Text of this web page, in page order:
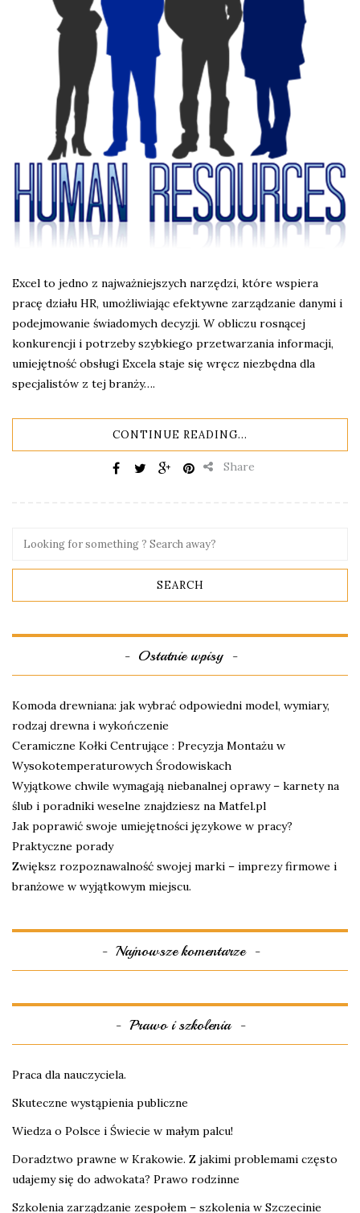
Excel to jedno z najważniejszych narzędzi, które wspiera
pracę działu HR, umożliwiając efektywne zarządzanie danymi i
podejmowanie świadomych decyzji. W obliczu rosnącej
konkurencji i potrzeby szybkiego przetwarzania informacji,
umiejętność obsługi Excela staje się wręcz niezbędna dla
specjalistów z tej branży….
CONTINUE READING...
Share
Ostatnie wpisy
Komoda drewniana: jak wybrać odpowiedni model, wymiary,
rodzaj drewna i wykończenie
Ceramiczne Kołki Centrujące : Precyzja Montażu w
Wysokotemperaturowych Środowiskach
Wyjątkowe chwile wymagają niebanalnej oprawy – karnety na
ślub i poradniki weselne znajdziesz na Matfel.pl
Jak poprawić swoje umiejętności językowe w pracy?
Praktyczne porady
Zwiększ rozpoznawalność swojej marki – imprezy firmowe i
branżowe w wyjątkowym miejscu.
Najnowsze komentarze
Prawo i szkolenia
Praca dla nauczyciela.
Skuteczne wystąpienia publiczne
Wiedza o Polsce i Świecie w małym palcu!
Doradztwo prawne w Krakowie. Z jakimi problemami często
udajemy się do adwokata? Prawo rodzinne
Szkolenia zarządzanie zespołem – szkolenia w Szczecinie